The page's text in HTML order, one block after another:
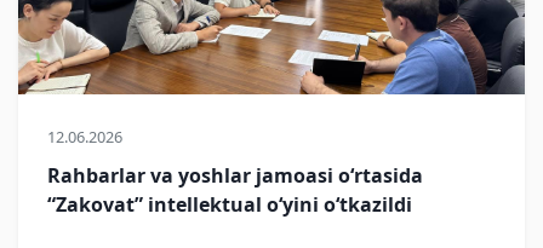
12.06.2026
Rahbarlar va yoshlar jamoasi o‘rtasida
“Zakovat” intellektual o‘yini o‘tkazildi